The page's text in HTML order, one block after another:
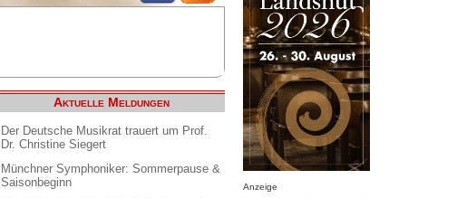
Aktuelle Meldungen
Der Deutsche Musikrat trauert um Prof.
Dr. Christine Siegert
Münchner Symphoniker: Sommerpause &
Saisonbeginn
Anzeige